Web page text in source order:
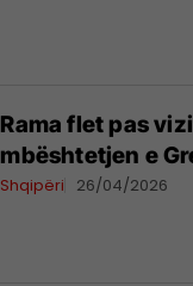
Rama flet pas
mbështetjen e
Shqipëri 26/04/2026